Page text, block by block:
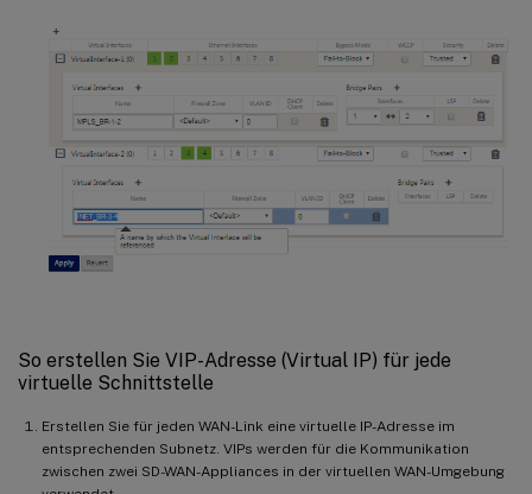
So erstellen Sie VIP-Adresse (Virtual IP) für jede
virtuelle Schnittstelle
Erstellen Sie für jeden WAN-Link eine virtuelle IP-Adresse im
entsprechenden Subnetz. VIPs werden für die Kommunikation
zwischen zwei SD-WAN-Appliances in der virtuellen WAN-Umgebung